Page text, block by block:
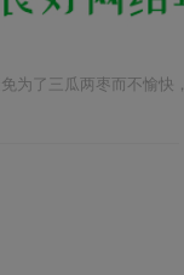
为了三瓜两枣而不愉快